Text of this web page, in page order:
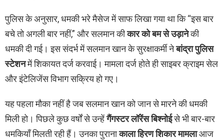
पुलिस के अनुसार, धमकी भरे मैसेज में साफ लिखा गया था कि “इस बार
बचे तो अगली बार नहीं,” और सलमान कीकार को बम से उड़ानेकी
धमकी दी गई। इस संदर्भ में सलमान खान के सुरक्षाकर्मी नेबांद्रा पुलिस
स्टेशनमें शिकायत दर्ज करवाई। मामला दर्ज होते ही साइबर क्राइम सेल
और इंटेलिजेंस विभाग सक्रिय हो गए।
यह पहला मौका नहीं है जब सलमान खान को जान से मारने की धमकी
मिली हो। पिछले कुछ वर्षों से उन्हेंगैंगस्टर लॉरेंस बिश्नोईसे भी बार-बार
धमकियाँ मिलती रही हैं। उनका पुरानाकाला हिरण शिकार मामलाआज